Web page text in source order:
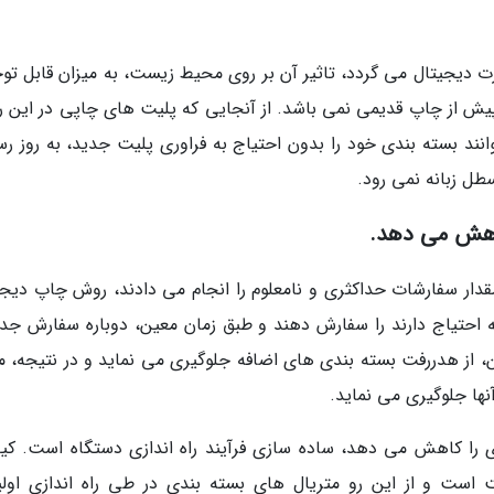
می گردد، تاثیر آن بر روی محیط زیست، به میزان قابل
از چاپ قدیمی نمی باشد. از آنجایی که پلیت های چاپی در
بسته بندی خود را بدون احتیاج به فراوری پلیت جدید، به روز
زبانه نمی رود.
می دهد.
سفارشات حداکثری و نامعلوم را انجام می دادند، روش چاپ
احتیاج دارند را سفارش دهند و طبق زمان معین، دوباره سفارش
از هدررفت بسته بندی های اضافه جلوگیری می نماید و در نتیجه،
جلوگیری می نماید.
کاهش می دهد، ساده سازی فرآیند راه اندازی دستگاه است.
است و از این رو متریال های بسته بندی در طی راه اندازی